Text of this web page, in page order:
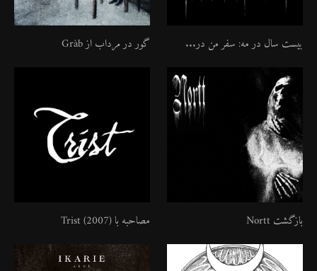
بیست سال در مه: سفر من در... گور در مرداب از Gràb
بازگشت Nortt مصاحبه با Trist (2007)